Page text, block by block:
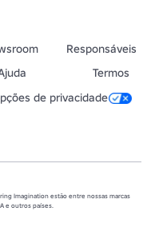
Responsáveis
Termos
de privacidade
Imagination estão entre nossas marcas
e outros países.